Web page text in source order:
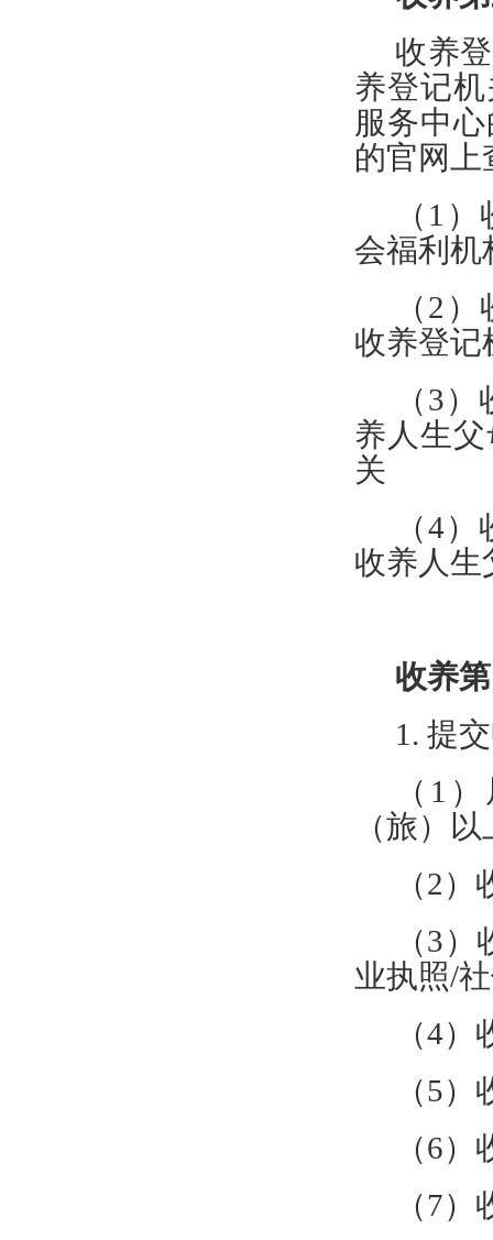
收养
养登记
服务中
的官网上
（ 1 ）
会福利机
（2 ）
收养登记
（3）
养人生
关
（4）
收养人生
收养
1. 提
（ 1
（旅）
（2）
（3）
业执照/
（4）
（5）
（6）
（7）